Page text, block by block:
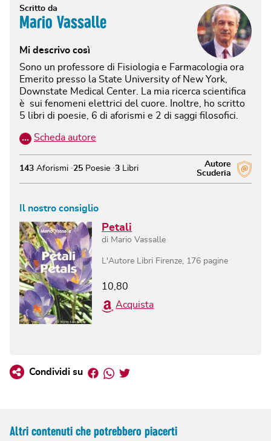
Scritto da
Mario Vassalle
Mi descrivo così
Sono un professore di Fisiologia e Farmacologia ora
Emerito presso la State University of New York,
Downstate Medical Center. La mia ricerca scientifica
è sui fenomeni elettrici del cuore. Inoltre, ho scritto
5 libri di poesie, 6 di aforismi e 2 di saggi filosofici.
… Scheda autore
Autore
Scuderia
143 Aforismi 25 Poesie 3 Libri
Il nostro consiglio
Petali
di Mario Vassalle
L'Autore Libri Firenze 176 pagine
10,80
Acquista
Condividi su Facebook
Whatsapp
Twitter
Altri contenuti che potrebbero piacerti